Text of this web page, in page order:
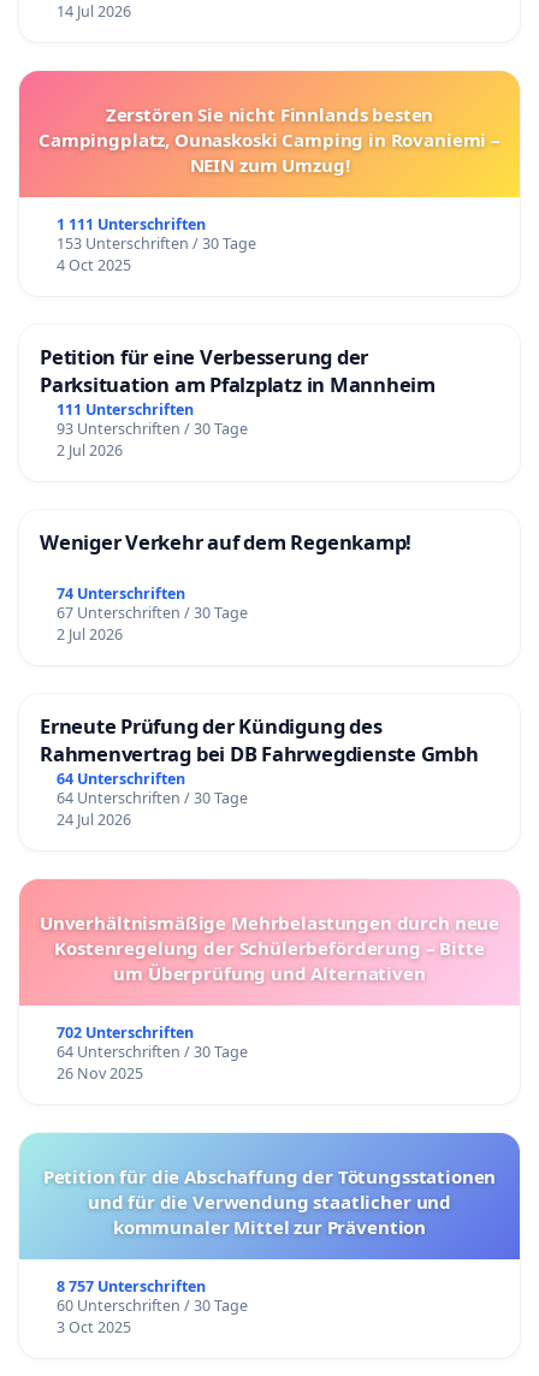
14 Jul 2026
Zerstören Sie nicht Finnlands besten
Campingplatz, Ounaskoski Camping in Rovaniemi –
NEIN zum Umzug!
1 111 Unterschriften
153 Unterschriften / 30 Tage
4 Oct 2025
Petition für eine Verbesserung der
Parksituation am Pfalzplatz in Mannheim
111 Unterschriften
93 Unterschriften / 30 Tage
2 Jul 2026
Weniger Verkehr auf dem Regenkamp!
74 Unterschriften
67 Unterschriften / 30 Tage
2 Jul 2026
Erneute Prüfung der Kündigung des
Rahmenvertrag bei DB Fahrwegdienste Gmbh
64 Unterschriften
64 Unterschriften / 30 Tage
24 Jul 2026
Unverhältnismäßige Mehrbelastungen durch neue
Kostenregelung der Schülerbeförderung – Bitte
um Überprüfung und Alternativen
702 Unterschriften
64 Unterschriften / 30 Tage
26 Nov 2025
Petition für die Abschaffung der Tötungsstationen
und für die Verwendung staatlicher und
kommunaler Mittel zur Prävention
8 757 Unterschriften
60 Unterschriften / 30 Tage
3 Oct 2025